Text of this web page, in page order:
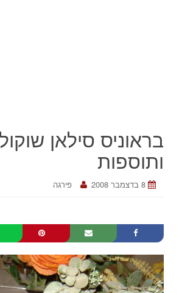
בראוניס סילאן
ותוספות
8 בדצמבר 2008 פירגה